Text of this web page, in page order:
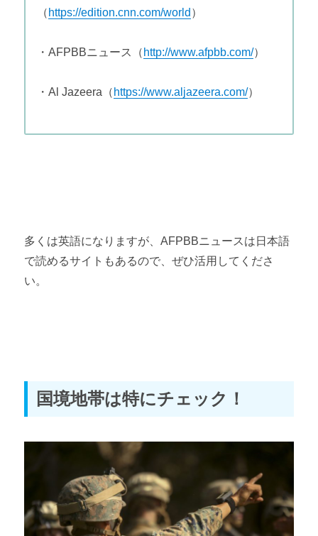
（ https://edition.cnn.com/world ）
・AFPBBニュース（ http://www.afpbb.com/）
・Al Jazeera（ https://www.aljazeera.com/）
多くは英語になりますが、AFPBBニュースは日本語
で読めるサイトもあるので、ぜひ活用してくださ
い。
国境地帯は特にチェック！